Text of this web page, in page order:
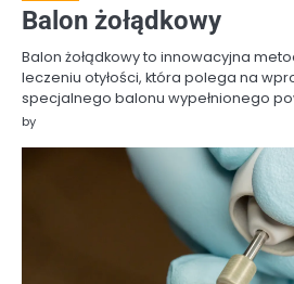
Balon żołądkowy
Balon żołądkowy to innowacyjna
leczeniu otyłości, która polega na
specjalnego balonu wypełnionego
by